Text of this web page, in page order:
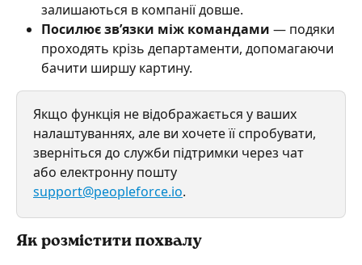
залишаються в компанії довше.
Посилює зв’язки між командами — подяки
проходять крізь департаменти, допомагаючи
бачити ширшу картину.
Якщо функція не відображається у ваших
налаштуваннях, але ви хочете її спробувати,
зверніться до служби підтримки через чат
або електронну пошту
support@peopleforce.io.
Як розмістити похвалу